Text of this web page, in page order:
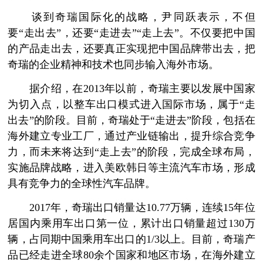
谈到奇瑞国际化的战略，尹同跃表示，不但
要“走出去”，还要“走进去”“走上去”。不仅要把中国
的产品走出去，还要真正实现把中国品牌带出去，把
奇瑞的企业精神和技术也同步输入海外市场。
据介绍，在2013年以前，奇瑞主要以发展中国家
为切入点，以整车出口模式进入国际市场，属于“走
出去”的阶段。目前，奇瑞处于“走进去”阶段，包括在
海外建立专业工厂，通过产业链输出，提升综合竞争
力，而未来将达到“走上去”的阶段，完成全球布局，
实施品牌战略，进入美欧韩日等主流汽车市场，形成
具有竞争力的全球性汽车品牌。
2017年，奇瑞出口销量达10.77万辆，连续15年位
居国内乘用车出口第一位，累计出口销量超过130万
辆，占同期中国乘用车出口的1/3以上。目前，奇瑞产
品已经走进全球80余个国家和地区市场，在海外建立